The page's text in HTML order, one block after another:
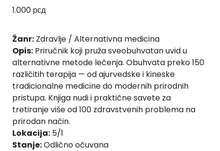
1.000 рсд
Žanr: Zdravlje / Alternativna medicina
Opis: Priručnik koji pruža sveobuhvatan uvid u
alternativne metode lečenja. Obuhvata preko 150
različitih terapija — od ajurvedske i kineske
tradicionalne medicine do modernih prirodnih
pristupa. Knjiga nudi i praktične savete za
tretiranje više od 100 zdravstvenih problema na
prirodan način.
Lokacija: 5/1
Stanje:Odlično očuvana